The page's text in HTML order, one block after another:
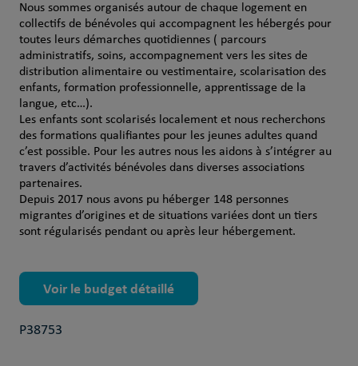
Nous sommes organisés autour de chaque logement en
collectifs de bénévoles qui accompagnent les hébergés pour
toutes leurs démarches quotidiennes ( parcours
administratifs, soins, accompagnement vers les sites de
distribution alimentaire ou vestimentaire, scolarisation des
enfants, formation professionnelle, apprentissage de la
langue, etc…).
Les enfants sont scolarisés localement et nous recherchons
des formations qualifiantes pour les jeunes adultes quand
c’est possible. Pour les autres nous les aidons à s’intégrer au
travers d’activités bénévoles dans diverses associations
partenaires.
Depuis 2017 nous avons pu héberger 148 personnes
migrantes d’origines et de situations variées dont un tiers
sont régularisés pendant ou après leur hébergement.
Voir le budget détaillé
P38753